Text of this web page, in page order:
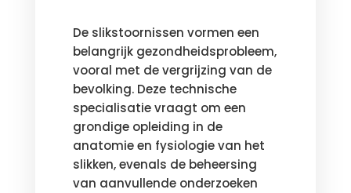
De slikstoornissen vormen een
belangrijk gezondheidsprobleem,
vooral met de vergrijzing van de
bevolking. Deze technische
specialisatie vraagt om een
grondige opleiding in de
anatomie en fysiologie van het
slikken, evenals de beheersing
van aanvullende onderzoeken